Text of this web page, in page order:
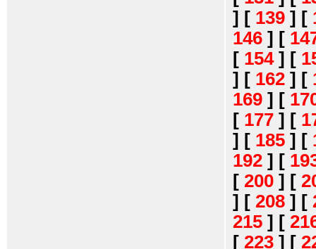
] [ 139 ] [
146 ] [
[ 154] [
] [ 162 ] [
169 ] [
[ 177 ] [
] [ 185 ] [
192 ] [
[ 200 ] [
] [ 208 ] [
215 ] [
[ 223 ] [